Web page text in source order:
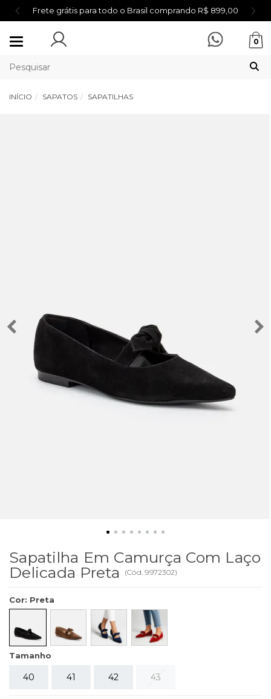
Frete grátis para todo o Brasil comprando R$ 899,00
Mudar
0
INÍCIO SAPATOS SAPATILHAS
Sapatilha Em Camurça Com Laço
Delicada Preta
(Cód.9972302)
Cor: Preta
Tamanho
40 41 42 43